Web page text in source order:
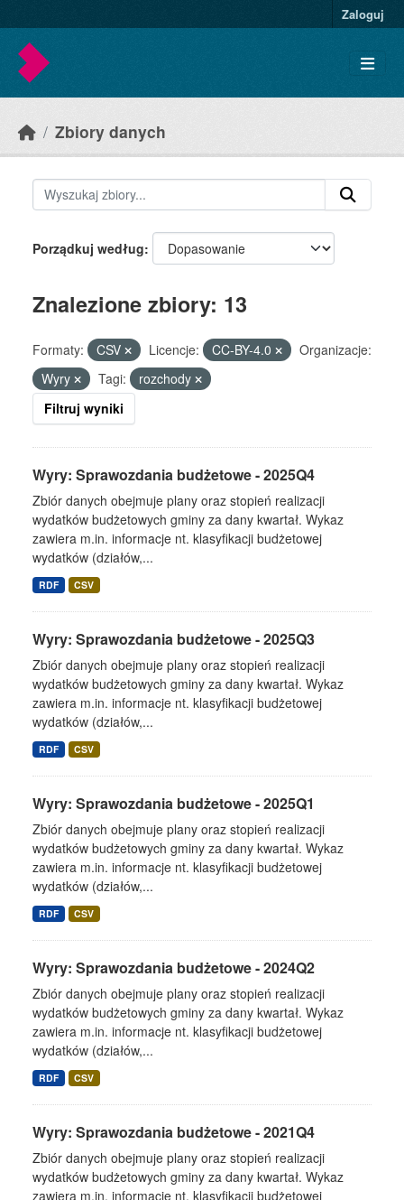
Zaloguj
Zbiory danych
Porządkuj według
Znalezione zbiory: 13
Formaty: CSV Licencje: CC-BY-4.0
Organizacje:
Wyry
Tagi:
rozchody
Filtruj wyniki
Wyry: Sprawozdania budżetowe - 2025Q4
Zbiór danych obejmuje plany oraz stopień realizacji
wydatków budżetowych gminy za dany kwartał. Wykaz
zawiera m.in. informacje nt. klasyfikacji budżetowej
wydatków (działów,...
RDF CSV
Wyry: Sprawozdania budżetowe - 2025Q3
Zbiór danych obejmuje plany oraz stopień realizacji
wydatków budżetowych gminy za dany kwartał. Wykaz
zawiera m.in. informacje nt. klasyfikacji budżetowej
wydatków (działów,...
RDF CSV
Wyry: Sprawozdania budżetowe - 2025Q1
Zbiór danych obejmuje plany oraz stopień realizacji
wydatków budżetowych gminy za dany kwartał. Wykaz
zawiera m.in. informacje nt. klasyfikacji budżetowej
wydatków (działów,...
RDF CSV
Wyry: Sprawozdania budżetowe - 2024Q2
Zbiór danych obejmuje plany oraz stopień realizacji
wydatków budżetowych gminy za dany kwartał. Wykaz
zawiera m.in. informacje nt. klasyfikacji budżetowej
wydatków (działów,...
RDF CSV
Wyry: Sprawozdania budżetowe - 2021Q4
Zbiór danych obejmuje plany oraz stopień realizacji
wydatków budżetowych gminy za dany kwartał. Wykaz
zawiera m.in. informacje nt. klasyfikacji budżetowej